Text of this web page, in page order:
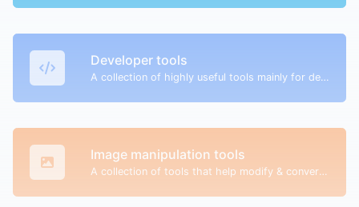
Developer tools
A collection of highly useful tools mainly for developers and not only.
Image manipulation tools
A collection of tools that help modify & convert image files.